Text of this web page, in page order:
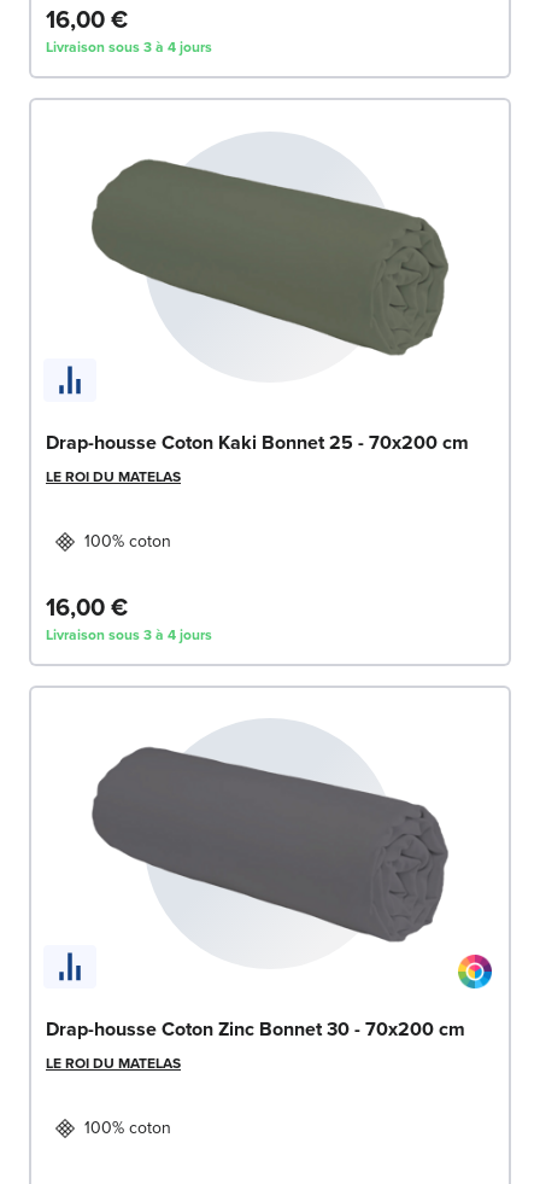
16,00 €
Livraison sous 3 à 4 jours
Drap-housse Coton Kaki Bonnet 25 - 70x200 cm
LE ROI DU MATELAS
100% coton
16,00 €
Livraison sous 3 à 4 jours
Drap-housse Coton Zinc Bonnet 30 - 70x200 cm
LE ROI DU MATELAS
100% coton